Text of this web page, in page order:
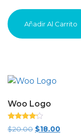
de 5
Añadir Al Carrito
Woo Logo
Valorado
con
$20.00 El
$18.00El